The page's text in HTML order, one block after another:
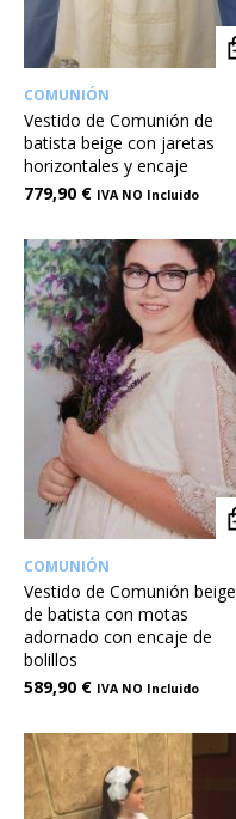
COMUNIÓN
Vestido de Comunión de
batista beige con jaretas
horizontales y encaje
779,90 € IVA NO Incluido
COMUNIÓN
Vestido de Comunión beige
de batista con motas
adornado con encaje de
bolillos
589,90 € IVA NO Incluido